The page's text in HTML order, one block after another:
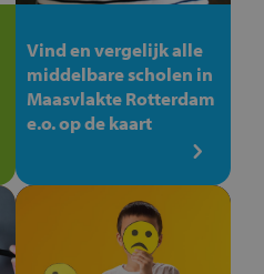
Vind en vergelijk alle
middelbare scholen in
Maasvlakte Rotterdam
e.o. op de kaart